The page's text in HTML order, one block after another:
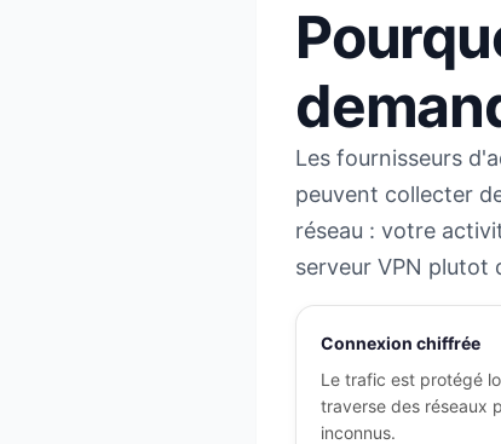
Les fournisseurs
peuvent collecter
réseau : votre
serveur VPN plutot
Connexion chiffrée
Le trafic est protégé
traverse des réseaux
inconnus.